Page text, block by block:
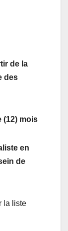
de la
des
(12) mois
en
de
la liste